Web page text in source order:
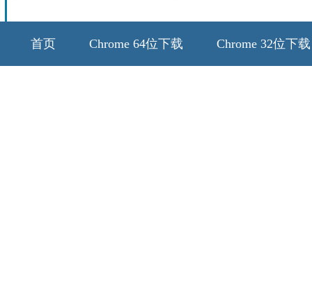
首页 Chrome 64位下载 Chrome 32位下载